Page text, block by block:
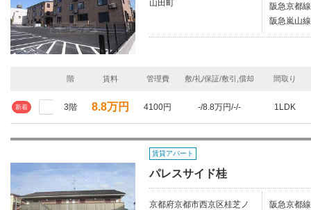
山田町
阪急京都
阪急嵐山
階 賃料 管理費 敷/礼/保証/敷引,償却 間取り
新着 3階 8.8万円 4100円 -/8.8万円/-/- 1LDK
賃貸アパート
パレスサイド桂
京都府京都市西京区桂芝ノ
阪急京都